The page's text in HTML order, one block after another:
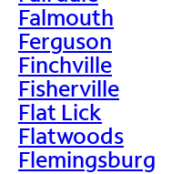
Falmouth
Ferguson
Finchville
Fisherville
Flat Lick
Flatwoods
Flemingsburg